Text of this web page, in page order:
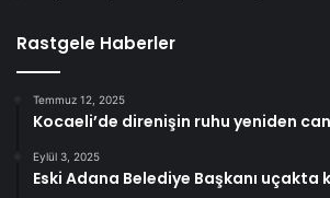
Rastgele Haberler
Temmuz 12, 2025
Kocaeli’de direnişin ruhu yeniden
Eylül 3, 2025
Eski Adana Belediye Başkanı uçakta